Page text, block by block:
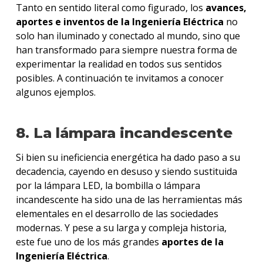
Tanto en sentido literal como figurado, los avances,
aportes e inventos de la Ingeniería Eléctrica no
solo han iluminado y conectado al mundo, sino que
han transformado para siempre nuestra forma de
experimentar la realidad en todos sus sentidos
posibles. A continuación te invitamos a conocer
algunos ejemplos.
8. La lámpara incandescente
Si bien su ineficiencia energética ha dado paso a su
decadencia, cayendo en desuso y siendo sustituida
por la lámpara LED, la bombilla o lámpara
incandescente ha sido una de las herramientas más
elementales en el desarrollo de las sociedades
modernas. Y pese a su larga y compleja historia,
este fue uno de los más grandes aportes de la
Ingeniería Eléctrica.